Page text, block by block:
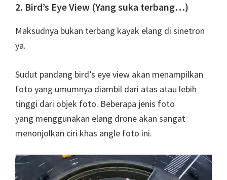
2. Bird’s Eye View (Yang suka terbang…)
Maksudnya bukan terbang kayak elang di sinetron
ya.
Sudut pandang bird’s eye view akan menampilkan
foto yang umumnya diambil dari atas atau lebih
tinggi dari objek foto. Beberapa jenis foto
yang menggunakan elang drone akan sangat
menonjolkan ciri khas angle foto ini.